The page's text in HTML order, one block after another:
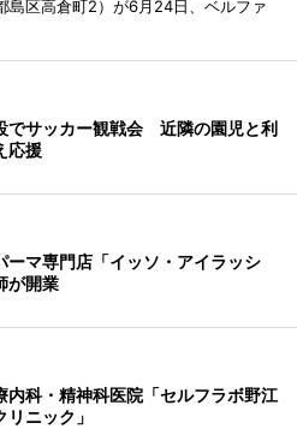
島区高倉町2）が6月24日、ベルファ
でサッカー観戦会 近隣の園児と利
応援
ーマ専門店「イッソ・アイラッシ
が開業
内科・精神科医院「セルフラボ野江
ニック」